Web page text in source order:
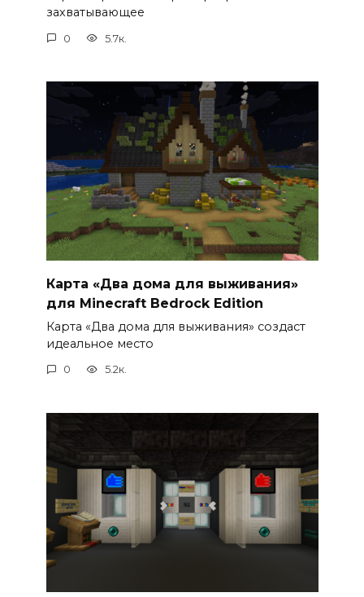
захватывающее
0 5.7к.
Карта «Два дома для выживания»
для Minecraft Bedrock Edition
Карта «Два дома для выживания» создаст
идеальное место
0 5.2к.